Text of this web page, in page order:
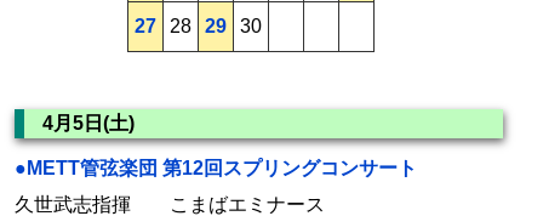
27 28 29 30
4月5日(土)
●METT管弦楽団 第12回スプリングコンサート
久世武志指揮 こまばエミナース